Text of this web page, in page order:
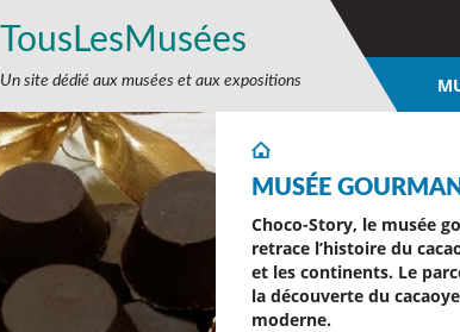
TousLesMusées
Un site dédié aux musées et aux expositions
MUSÉE
Choco-Story, le musée
retrace l’histoire du
et les continents. Le
la découverte du
moderne.